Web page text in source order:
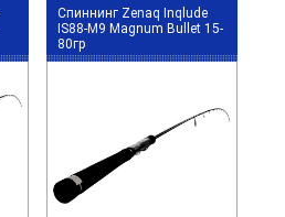
Спиннинг Zenaq Inqlude
IS88-M9 Magnum Bullet 15-
80гр